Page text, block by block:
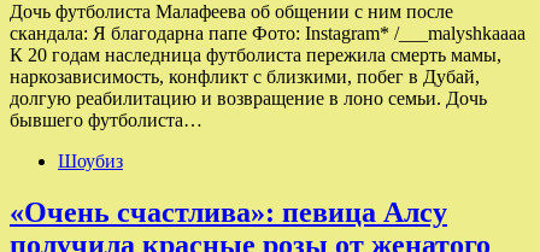
Дочь футболиста Малафеева об общении с ним после
скандала: Я благодарна папе Фото: Instagram* /___malyshkaaaa
К 20 годам наследница футболиста пережила смерть мамы,
наркозависимость, конфликт с близкими, побег в Дубай,
долгую реабилитацию и возвращение в лоно семьи. Дочь
бывшего футболиста…
Шоубиз
«Очень счастлива»: певица Алсу
получила красные розы от женатого